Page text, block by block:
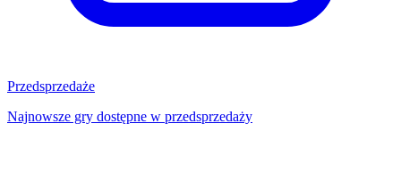
Przedsprzedaże
Najnowsze gry dostępne w przedsprzedaży